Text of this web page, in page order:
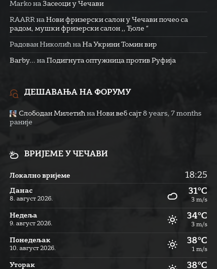
Marko на Засеоци у Чечави
RAARR на Нови фризерски салон у Чечави почео са
радом, мушки фризерски салон ,, Ђоле “
Радован Николић на На Укрини Томин вир
Barby... на Подигнута оптужница против Руфија
ДЕШАВАЊА НА ФОРУМУ
Слободан Милетић на Нови веб сајт 8 years, 7 months
раније
ВРИЈЕМЕ У ЧЕЧАВИ
Локално вријеме 18:25
Данас
8. август 2026.
31°C
3 m/s
Недеља
9. август 2026.
34°C
3 m/s
Понедељак
10. август 2026.
38°C
1 m/s
Уторак 38°C